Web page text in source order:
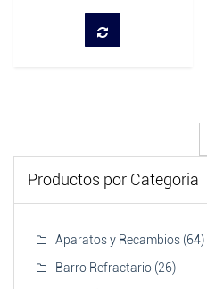
Productos por Categoria
Aparatos y Recambios (64)
Barro Refractario (26)